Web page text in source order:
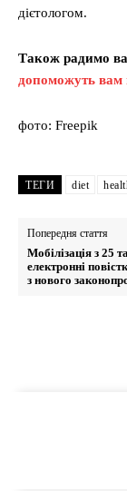
дієтологом.
Також радимо
допоможуть вам
фото: Freepik
ТЕГИ diet
Попередня стаття
Мобілізація з 25
електронні
з нового